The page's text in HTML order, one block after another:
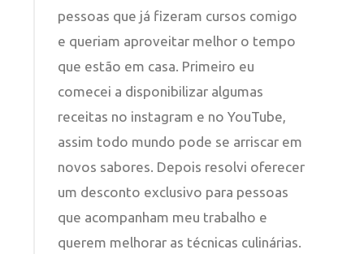
pessoas que já fizeram cursos comigo
e queriam aproveitar melhor o tempo
que estão em casa. Primeiro eu
comecei a disponibilizar algumas
receitas no instagram e no YouTube,
assim todo mundo pode se arriscar em
novos sabores. Depois resolvi oferecer
um desconto exclusivo para pessoas
que acompanham meu trabalho e
querem melhorar as técnicas culinárias.